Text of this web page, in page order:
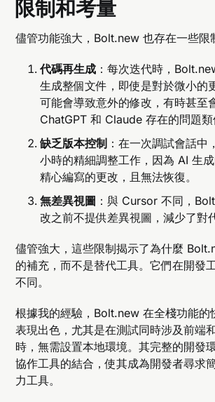
限制和考量
儘管功能強大，Bolt.new 也存在一些限
代碼再生成 ：每次迭代時，
生成整個文件，即使是對於微小的
可能會導致意外的修改，有時甚至
ChatGPT 和 Claude 存在的問題類
缺乏版本控制 ：在一次調試會話中
小時的精細調整工作，因為 AI 生
精心編寫的更改，且無法恢復。
無差異視圖 ：與 Cursor 不同，
改之前不提供差異視圖，減少了對
儘管強大，這些限制揭示了為什麼
的補充，而不是替代工具。它們在開發
不同。
根據我的經驗，Bolt.new 在全棧功能的
表現出色，尤其是在測試同時涉及前端
時，無需設置本地環境。其完整的開發
協作工具的結合，使其成為開發者尋求
力工具。